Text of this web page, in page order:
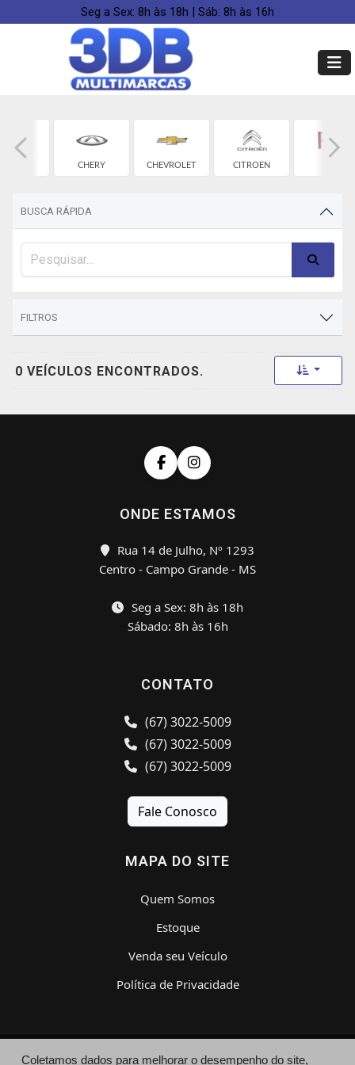
Seg a Sex: 8h às 18h | Sáb: 8h às 16h
BYD
CHERY
CHEVROLET CITROEN
BUSCA RÁPIDA
FILTROS
0 VEÍCULOS ENCONTRADOS. Toggle
ONDE ESTAMOS
Rua 14 de Julho, Nº 1293
Centro - Campo Grande - MS
Seg a Sex: 8h às 18h
Sábado: 8h às 16h
CONTATO
(67) 3022-5009
(67) 3022-5009
(67) 3022-5009
Fale Conosco
MAPA DO SITE
Quem Somos
Estoque
Venda seu Veículo
Política de Privacidade
Coletamos dados para melhorar o desempenho do site,